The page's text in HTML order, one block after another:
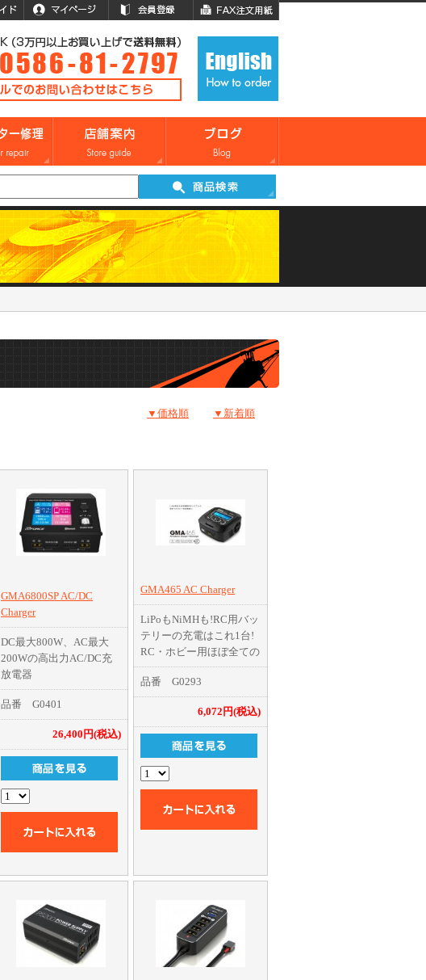
▼価格順 ▼新着順
GMA6800SP AC/DC
Charger
DC最大800W、AC最大
200Wの高出力AC/DC充
放電器
異なる種類/容量のバッテ
リーを2本同時に充放電
可能
指先ひとつでメニューの
移動、決定が可能なアル
ミ製ダイヤルスイッチ
パワーサプライ機能を搭
載、最大27V/15AのDC出
品番 G0401
26,400円(税込)
GMA465 AC Charger
LiPoもNiMHも!RC用バッ
テリーの充電はこれ1台!
RC・ホビー用ほぼ全ての
バッテリーに対応。AC充
電器の決定版!
手のひらサイズのコンパ
クトなボディに最大
6A(65W)のパワー!
バランサーを内蔵し、リ
チウム系バッテリーを安
全・確実に充電!
トなど多くのセーフティ
機能を搭載!
品番 G0293
6,072円(税込)